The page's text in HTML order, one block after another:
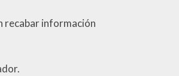
recabar información